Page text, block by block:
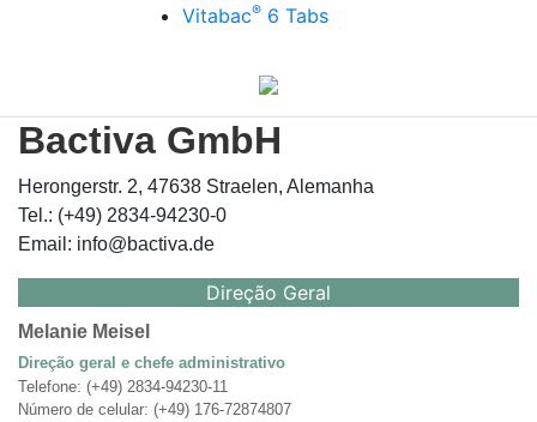
Vitabac®6 Tabs
Bactiva GmbH
Herongerstr. 2, 47638 Straelen, Alemanha
Tel.: (+49) 2834-94230-0
Email: info@bactiva.de
Direção Geral
Melanie Meisel
Direção geral e chefe administrativo
Telefone: (+49) 2834-94230-11
Número de celular: (+49) 176-72874807